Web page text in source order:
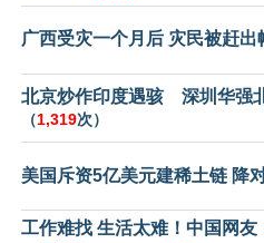
广西受灾一个月后 灾民被赶出
北京炒作印度遇骇 深圳华强
（1,319次）
美国斥资5亿美元建稀土链 降
工作难找 生活太难！中国网友